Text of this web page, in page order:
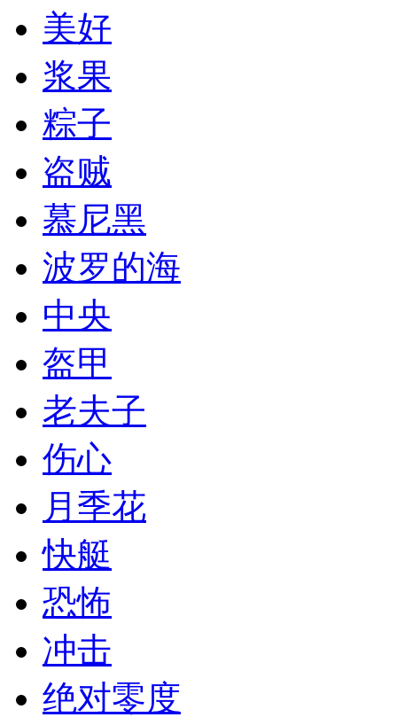
美好
浆果
粽子
盗贼
慕尼黑
波罗的海
中央
盔甲
老夫子
伤心
月季花
快艇
恐怖
冲击
绝对零度